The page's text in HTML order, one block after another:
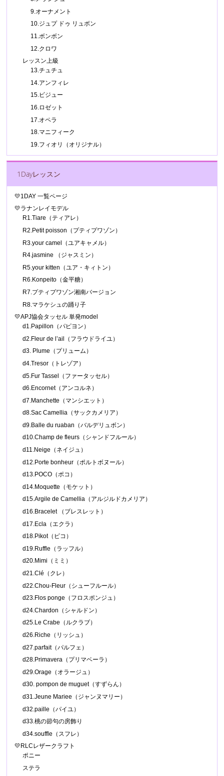
9.オーナメント
10.ジュプ ドゥ リュボン
11.ボンボン
12.クロワ
レッスン上級
13.チュチュ
14.アンフィレ
15.ビジュー
16.ロゼット
17.オペラ
18.マニフィーク
19.フィオリ（オリジナル）
1Dayレッスン
💛1DAY 一覧ページ
💛ラナンレイモデル
R1.Tiare（ティアレ）
R2.Petit poisson（プティプワゾン）
R3.your camel（ユアキャメル）
R4.jasmine （ジャスミン）
R5.your kitten（ユア・キィトン）
R6.Konpeito（金平糖）
R7.プティプワゾン湘南バージョン
R8.マラケシュの踊り子
💛APJ協会タッセル 単発model
d1.Papillon（パピヨン）
d2.Fleur de l’ail（フラウドライユ）
d3. Plume（プリューム）
d4.Tresor（トレゾア）
d5.Fur Tassel（ファータッセル）
d6.Encornet（アンコルネ）
d7.Manchette（マンシエット）
d8.Sac Camellia（サックカメリア）
d9.Balle du ruaban（バルデリュボン）
d10.Champ de fleurs（シャンドフルール）
d11.Neige（ネイジュ）
d12.Porte bonheur（ポルトボヌール）
d13.POCO（ポコ）
d14.Moquette（モケット）
d15.Argile de Camellia（アルジルドカメリア）
d16.Bracelet （ブレスレット）
d17.Ecla（エクラ）
d18.Pikot（ピコ）
d19.Ruffle（ラッフル）
d20.Mimi（ミミ）
d21.Clé（クレ）
d22.Chou-Fleur（シューフルール）
d23.Flos ponge（フロスポンジュ）
d24.Chardon（シャルドン）
d25.Le Crabe（ルクラブ）
d26.Riche（リッシュ）
d27.parfait（パルフェ）
d28.Primavera（プリマベーラ）
d29.Orage（オラージュ）
d30. pompon de muguet（すずらん）
d31.Jeune Mariee（ジャンヌマリー）
d32.paille（パイユ）
d33.桃の節句の房飾り
d34.souffle（スフレ）
💛RLCレザークラフト
ポニー
ステラ